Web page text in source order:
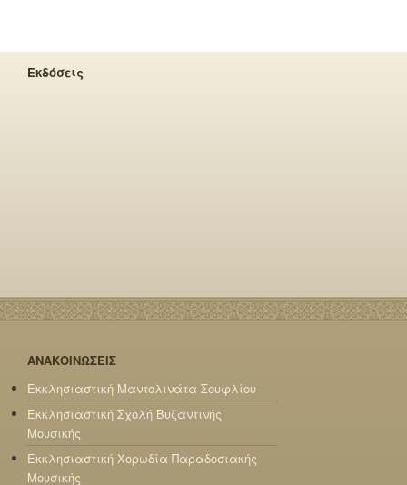
Εκδόσεις
ΑΝΑΚΟΙΝΩΣΕΙΣ
Εκκλησιαστική Μαντολινάτα Σουφλίου
Εκκλησιαστική Σχολή Βυζαντινής
Μουσικής
Εκκλησιαστική Χορωδία Παραδοσιακής
Μουσικής